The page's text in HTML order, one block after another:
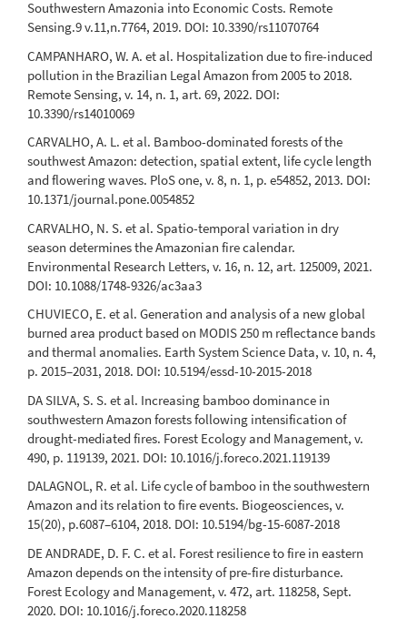
Southwestern Amazonia into Economic Costs. Remote
Sensing.9 v.11,n.7764, 2019. DOI: 10.3390/rs11070764
CAMPANHARO, W. A. et al. Hospitalization due to fire-induced
pollution in the Brazilian Legal Amazon from 2005 to 2018.
Remote Sensing, v. 14, n. 1, art. 69, 2022. DOI:
10.3390/rs14010069
CARVALHO, A. L. et al. Bamboo-dominated forests of the
southwest Amazon: detection, spatial extent, life cycle length
and flowering waves. PloS one, v. 8, n. 1, p. e54852, 2013. DOI:
10.1371/journal.pone.0054852
CARVALHO, N. S. et al. Spatio-temporal variation in dry
season determines the Amazonian fire calendar.
Environmental Research Letters, v. 16, n. 12, art. 125009, 2021.
DOI: 10.1088/1748-9326/ac3aa3
CHUVIECO, E. et al. Generation and analysis of a new global
burned area product based on MODIS 250 m reflectance bands
and thermal anomalies. Earth System Science Data, v. 10, n. 4,
p. 2015–2031, 2018. DOI: 10.5194/essd-10-2015-2018
DA SILVA, S. S. et al. Increasing bamboo dominance in
southwestern Amazon forests following intensification of
drought-mediated fires. Forest Ecology and Management, v.
490, p. 119139, 2021. DOI: 10.1016/j.foreco.2021.119139
DALAGNOL, R. et al. Life cycle of bamboo in the southwestern
Amazon and its relation to fire events. Biogeosciences, v.
15(20), p.6087–6104, 2018. DOI: 10.5194/bg-15-6087-2018
DE ANDRADE, D. F. C. et al. Forest resilience to fire in eastern
Amazon depends on the intensity of pre-fire disturbance.
Forest Ecology and Management, v. 472, art. 118258, Sept.
2020. DOI: 10.1016/j.foreco.2020.118258